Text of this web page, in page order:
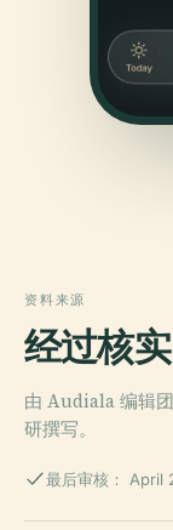
资料来源
经过核实
由 Audiala 编辑
研撰写。
最后审核： April